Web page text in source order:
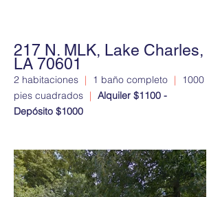
217 N. MLK, Lake Charles,
LA 70601
2 habitaciones | 1 baño completo |
1000
pies cuadrados | Alquiler $1100 -
Depósito $1000